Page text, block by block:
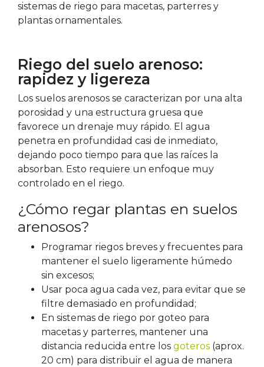
sistemas de riego para macetas, parterres y
plantas ornamentales.
Riego del suelo arenoso:
rapidez y ligereza
Los suelos arenosos se caracterizan por una alta
porosidad y una estructura gruesa que
favorece un drenaje muy rápido. El agua
penetra en profundidad casi de inmediato,
dejando poco tiempo para que las raíces la
absorban. Esto requiere un enfoque muy
controlado en el riego.
¿Cómo regar plantas en suelos
arenosos?
Programar riegos breves y frecuentes para
mantener el suelo ligeramente húmedo
sin excesos;
Usar poca agua cada vez, para evitar que se
filtre demasiado en profundidad;
En sistemas de riego por goteo para
macetas y parterres, mantener una
distancia reducida entre los goteros (aprox.
20 cm) para distribuir el agua de manera